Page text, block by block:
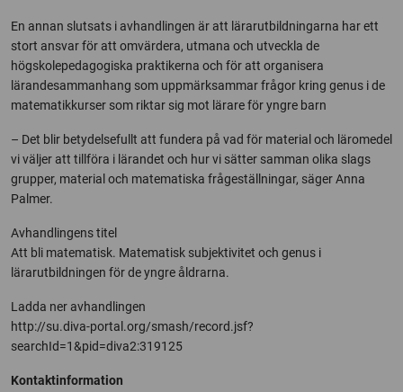
En annan slutsats i avhandlingen är att lärarutbildningarna har ett
stort ansvar för att omvärdera, utmana och utveckla de
högskolepedagogiska praktikerna och för att organisera
lärandesammanhang som uppmärksammar frågor kring genus i de
matematikkurser som riktar sig mot lärare för yngre barn
– Det blir betydelsefullt att fundera på vad för material och läromedel
vi väljer att tillföra i lärandet och hur vi sätter samman olika slags
grupper, material och matematiska frågeställningar, säger Anna
Palmer.
Avhandlingens titel
Att bli matematisk. Matematisk subjektivitet och genus i
lärarutbildningen för de yngre åldrarna.
Ladda ner avhandlingen
http://su.diva-portal.org/smash/record.jsf?
searchId=1&pid=diva2:319125
Kontaktinformation